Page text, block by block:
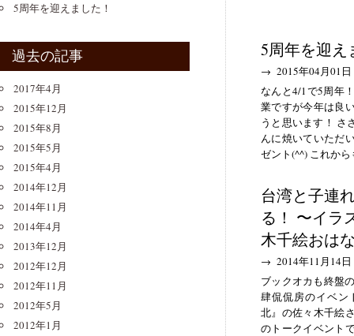
5周年を迎え
→ 2015年04月01日
なんと4/1で5周年
業ですが今年は良
うと思います！ さ
んに焼いていただ
ゼント(^^) これか
台湾と子連
る！ 〜イラ
木千絵おは
→ 2014年11月14日
ブックオカも終盤
肆侃侃房のイベン
北』の佐々木千絵
のトークイベント
5周年を迎えました！
過去の記事
2017年4月
2015年12月
2015年8月
2015年5月
2015年4月
2014年12月
2014年11月
2014年4月
2013年12月
2012年12月
2012年11月
2012年5月
2012年1月